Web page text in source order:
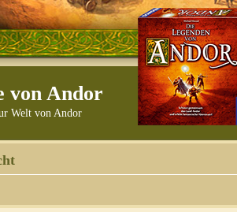
von Andor
Welt von Andor